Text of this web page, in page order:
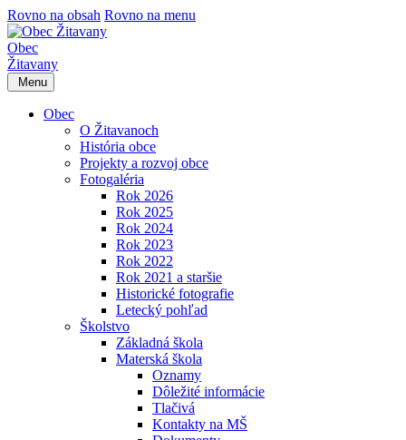
Rovno na obsah Rovno na menu
Obec
Žitavany
Menu
Obec
O Žitavanoch
História obce
Projekty a rozvoj obce
Fotogaléria
Rok 2026
Rok 2025
Rok 2024
Rok 2023
Rok 2022
Rok 2021 a staršie
Historické fotografie
Letecký pohľad
Školstvo
Základná škola
Materská škola
Oznamy
Dôležité informácie
Tlačivá
Kontakty na MŠ